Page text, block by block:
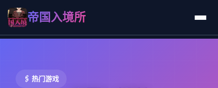
帝国入境所
🖇️ 热门游戏